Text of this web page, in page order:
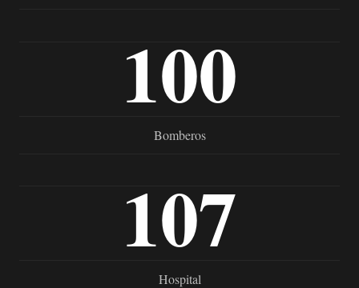
100
Bomberos
107
Hospital